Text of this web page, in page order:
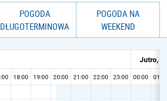
POGODA
DŁUGOTERMINOWA
POGODA NA
WEEKEND